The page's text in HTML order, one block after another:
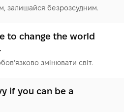
залишайся безрозсудним.
to change the world
змінювати світ.
if you can be a